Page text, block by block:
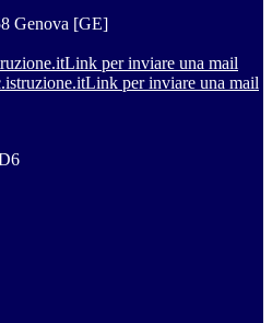
Genova [GE]
Link per inviare una mail
Link per inviare una mail